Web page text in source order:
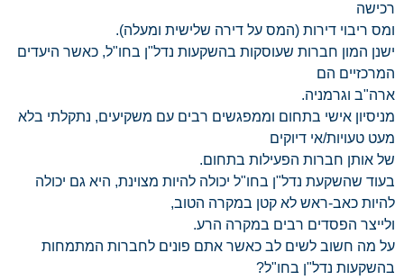
רכישה
ומס ריבוי דירות (המס על דירה שלישית ומעלה).
ישנן המון חברות שעוסקות בהשקעות נדל"ן בחו"ל, כאשר היעדים
המרכזיים הם
ארה"ב וגרמניה.
מניסיון אישי בתחום וממפגשים רבים עם משקיעים, נתקלתי בלא
מעט טעויות/אי דיוקים
של אותן חברות הפעילות בתחום.
בעוד שהשקעת נדל"ן בחו"ל יכולה להיות מצוינת, היא גם יכולה
להיות כאב-ראש לא קטן במקרה הטוב,
ולייצר הפסדים רבים במקרה הרע.
על מה חשוב לשים לב כאשר אתם פונים לחברות המתמחות
בהשקעות נדל"ן בחו"ל?